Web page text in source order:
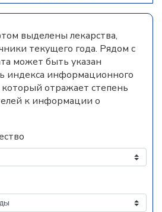
выделены лекарства,
текущего года. Рядом с
может быть указан
индекса информационного
который отражает степень
к информации о